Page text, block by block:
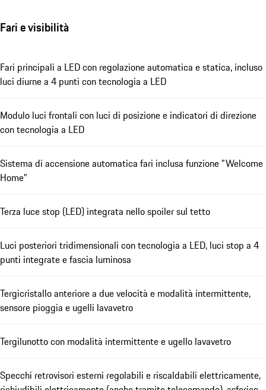
Fari e visibilità
Fari principali a LED con regolazione automatica e statica, incluso
luci diurne a 4 punti con tecnologia a LED
Modulo luci frontali con luci di posizione e indicatori di direzione
con tecnologia a LED
Sistema di accensione automatica fari inclusa funzione "Welcome
Home"
Terza luce stop (LED) integrata nello spoiler sul tetto
Luci posteriori tridimensionali con tecnologia a LED, luci stop a 4
punti integrate e fascia luminosa
Tergicristallo anteriore a due velocità e modalità intermittente,
sensore pioggia e ugelli lavavetro
Tergilunotto con modalità intermittente e ugello lavavetro
Specchi retrovisori esterni regolabili e riscaldabili elettricamente,